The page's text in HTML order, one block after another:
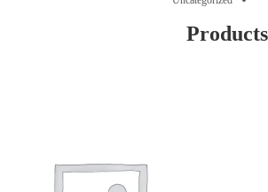
Products